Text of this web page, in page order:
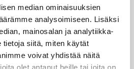
median ominaisuuksien
analysoimiseen. Lisäksi
mainosalan ja analytiikka-
tietoja siitä, miten käytät
voivat yhdistää näitä
olet antanut heille tai joita on